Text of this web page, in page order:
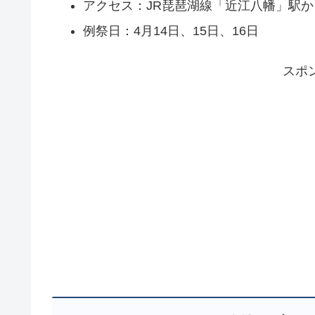
アクセス：JR琵琶湖線「近江八幡」駅
例祭日：4月14日、15日、16日
スポ